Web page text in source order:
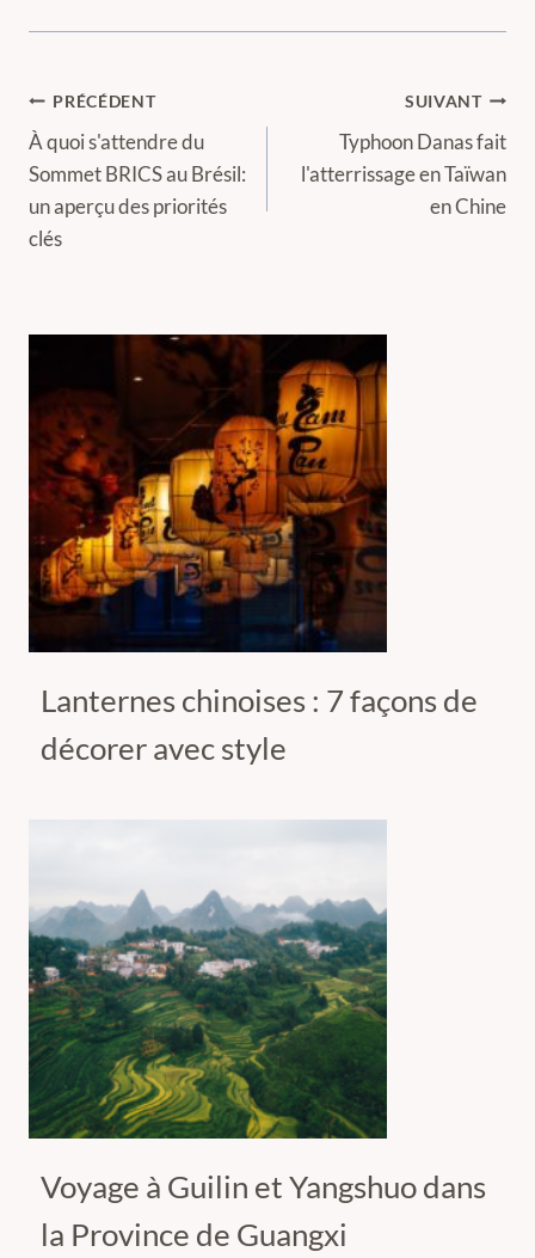
Navigation
de
l’article
PRÉCÉDENT
À quoi s'attendre du
Sommet BRICS au Brésil:
un aperçu des priorités
clés
SUIVANT
Typhoon Danas fait
l'atterrissage en Taïwan
en Chine
Lanternes chinoises : 7 façons de
décorer avec style
Voyage à Guilin et Yangshuo dans
la Province de Guangxi